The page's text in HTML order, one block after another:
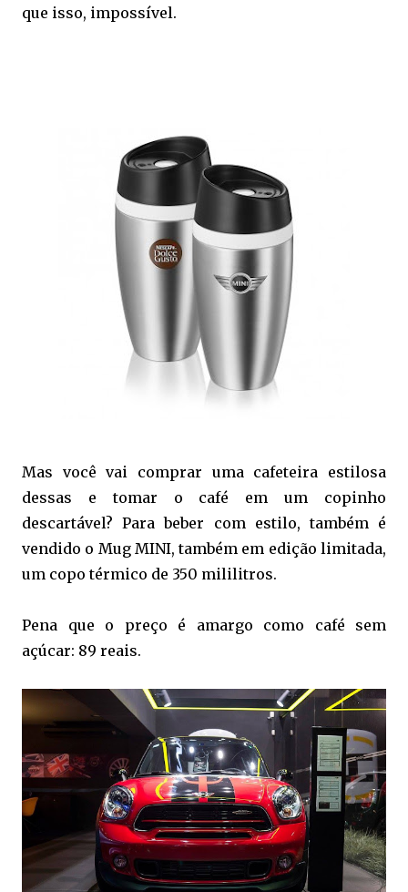
que isso, impossível.
Mas você vai comprar uma cafeteira estilosa
dessas e tomar o café em um copinho
descartável? Para beber com estilo, também é
vendido o Mug MINI, também em edição limitada,
um copo térmico de 350 mililitros.
Pena que o preço é amargo como café sem
açúcar: 89 reais.